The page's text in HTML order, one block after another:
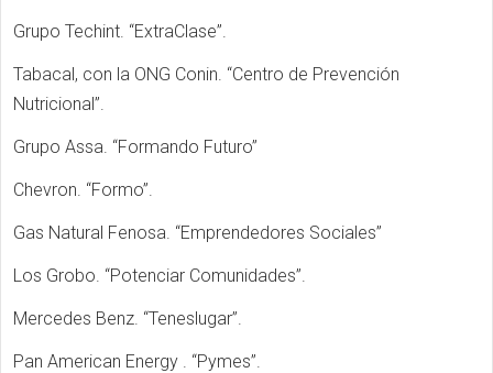
Grupo Techint. “ExtraClase”.
Tabacal, con la ONG Conin. “Centro de Prevención
Nutricional”.
Grupo Assa. “Formando Futuro”
Chevron. “Formo”.
Gas Natural Fenosa. “Emprendedores Sociales”
Los Grobo. “Potenciar Comunidades”.
Mercedes Benz. “Teneslugar”.
Pan American Energy . “Pymes”.